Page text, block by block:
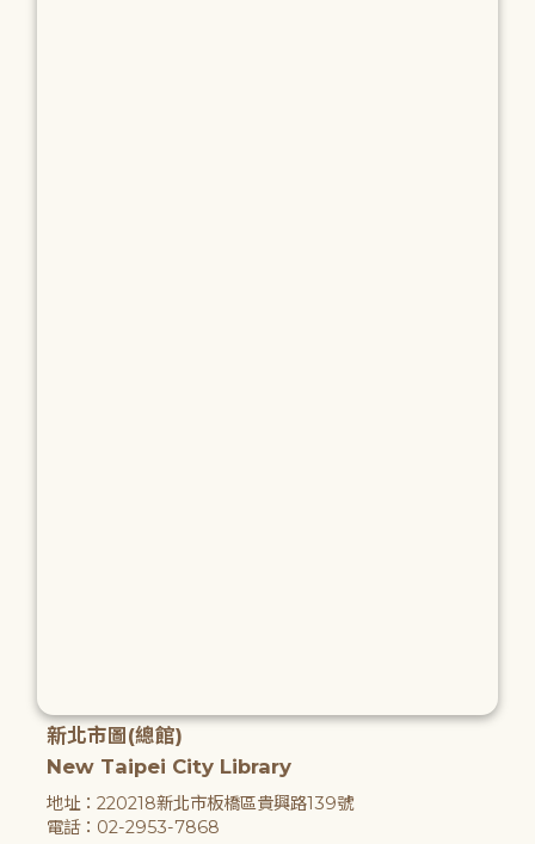
新北市圖(總館)
New Taipei City Library
地址：220218新北市板橋區貴興路139號
電話：02-2953-7868